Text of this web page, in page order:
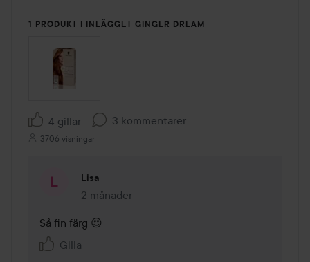
1 PRODUKT I INLÄGGET GINGER DREAM
4 gillar 3 kommentarer
3706 visningar
Lisa
2 månader
Kommentaren lades 2 månader
Så fin färg 😍
Gilla